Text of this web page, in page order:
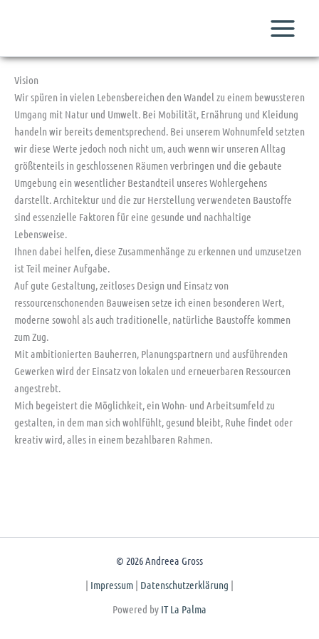
Vision
Wir spüren in vielen Lebensbereichen den Wandel zu einem bewussteren
Umgang mit Natur und Umwelt. Bei Mobilität, Ernährung und Kleidung
handeln wir bereits dementsprechend. Bei unserem Wohnumfeld setzten
wir diese Werte jedoch noch nicht um, auch wenn wir unseren Alltag
größtenteils in geschlossenen Räumen verbringen und die gebaute
Umgebung ein wesentlicher Bestandteil unseres Wohlergehens
darstellt. Architektur und die zur Herstellung verwendeten Baustoffe
sind essenzielle Faktoren für eine gesunde und nachhaltige
Lebensweise.
Ihnen dabei helfen, diese Zusammenhänge zu erkennen und umzusetzen
ist Teil meiner Aufgabe.
Auf gute Gestaltung, zeitloses Design und Einsatz von
ressourcenschonenden Bauweisen setze ich einen besonderen Wert,
moderne sowohl als auch traditionelle, natürliche Baustoffe kommen
zum Zug.
Mit ambitionierten Bauherren, Planungspartnern und ausführenden
Gewerken wird der Einsatz von lokalen und erneuerbaren Ressourcen
angestrebt.
Mich begeistert die Möglichkeit, ein Wohn- und Arbeitsumfeld zu
gestalten, in dem man sich wohlfühlt, gesund bleibt, Ruhe findet oder
kreativ wird, alles in einem bezahlbaren Rahmen.
© 2026 Andreea Gross
| Impressum | Datenschutzerklärung |
Powered by IT La Palma